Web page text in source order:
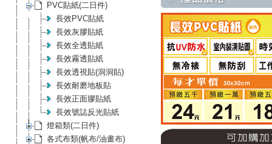
PVC貼紙(二日件)
長效PVC貼紙
長效灰膠貼紙
長效全透貼紙
長效霧透貼紙
長效透視貼(洞洞貼)
長效耐磨地板貼
長效正面膠貼紙
長效號誌反光貼紙
燈箱類(二日件)
各式布類(帆布/油畫布)